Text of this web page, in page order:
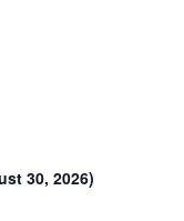
30, 2026)